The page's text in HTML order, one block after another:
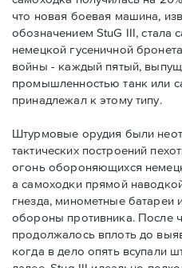
что новая боевая машина,
обозначением StuG III,
немецкой гусеничной
войны - каждый пятый,
промышленностью танк или
принадлежал к этому типу.
Штурмовые орудия были
тактических построений
огонь обороняющихся
а самоходки прямой
гнезда, минометные батареи
обороны противника. После
продолжалось вплоть до
когда в дело опять всупали